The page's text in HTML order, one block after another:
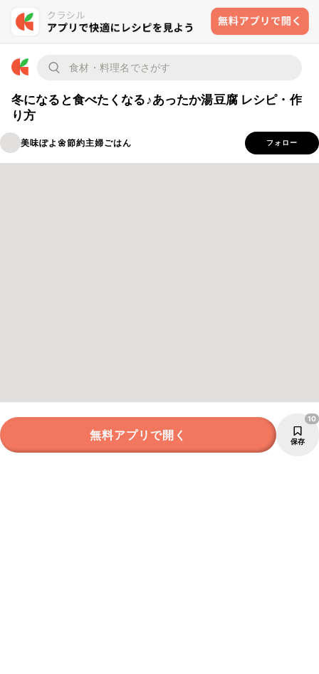
冬になると食べたくなる♪あったか湯豆腐 レシピ・作
り方
美味ぽよ🌼節約主婦ごはん フォロー
無料アプリで開く 保存
10